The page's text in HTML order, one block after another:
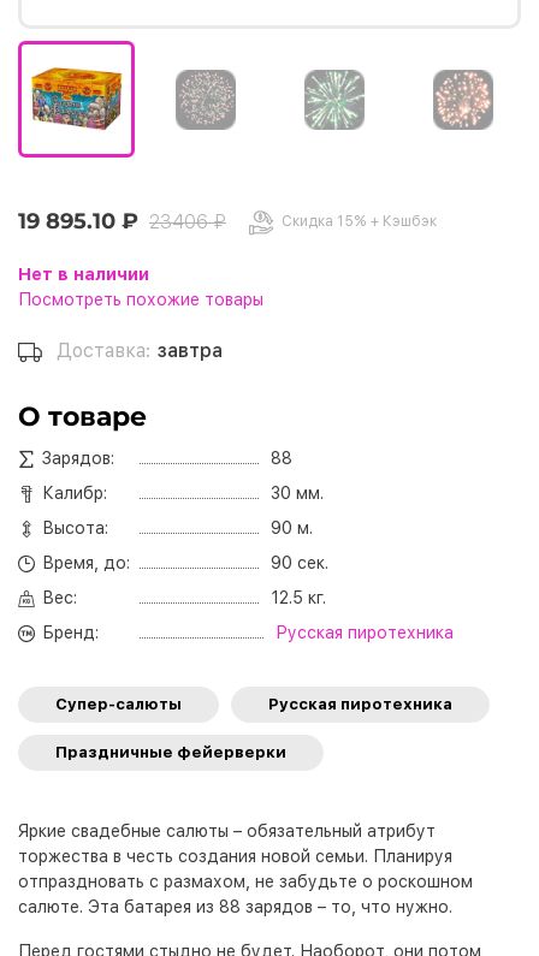
19 895.10 ₽ 23406 ₽ Скидка 15% + Кэшбэк
Нет в наличии
Посмотреть похожие товары
Доставка: завтра
О товаре
Зарядов:
88
Калибр:
30 мм.
Высота:
90 м.
Время, до:
90 сек.
Вес:
12.5 кг.
Бренд:
Русская пиротехника
Супер-салюты Русская пиротехника
Праздничные фейерверки
Яркие свадебные салюты – обязательный атрибут
торжества в честь создания новой семьи. Планируя
отпраздновать с размахом, не забудьте о роскошном
салюте. Эта батарея из 88 зарядов – то, что нужно.
Перед гостями стыдно не будет. Наоборот, они потом